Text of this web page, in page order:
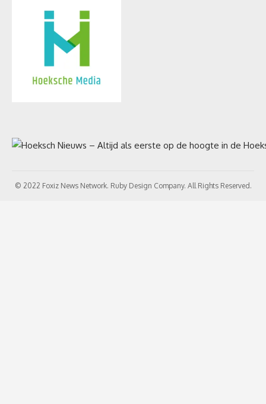
© 2022 Foxiz News Network. Ruby Design Company. All Rights Reserved.